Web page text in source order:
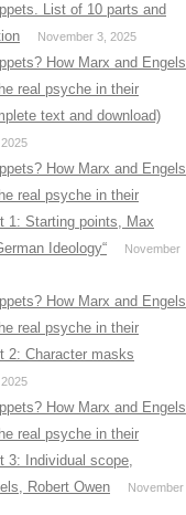
List of 10 parts and
November 3, 2025
How Marx and Engels
real psyche in their
text and download)
How Marx and Engels
real psyche in their
1: Starting points, Max
Ideology“
November
How Marx and Engels
real psyche in their
2: Character masks
How Marx and Engels
real psyche in their
3: Individual scope,
Robert Owen
November